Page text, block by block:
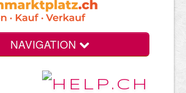
NAVIGATION